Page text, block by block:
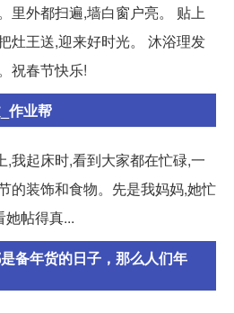
里外都扫遍,墙白窗户亮。 贴上
灶王送,迎来好时光。 沐浴理发
祝春节快乐!
作业帮
我起床时,看到大家都在忙碌,一
的装饰和食物。先是我妈妈,她忙
她帖得真...
备年货的日子，那么人们年